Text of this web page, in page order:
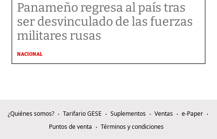
Panameño regresa al país tras
ser desvinculado de las fuerzas
militares rusas
NACIONAL
¿Quiénes somos? Tarifario GESE Suplementos Ventas
e-Paper
Puntos de venta
Términos y condiciones